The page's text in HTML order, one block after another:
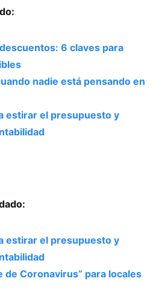
6 claves para
nadie está pensando en
estirar el presupuesto y
estirar el presupuesto y
de Coronavirus” para locales